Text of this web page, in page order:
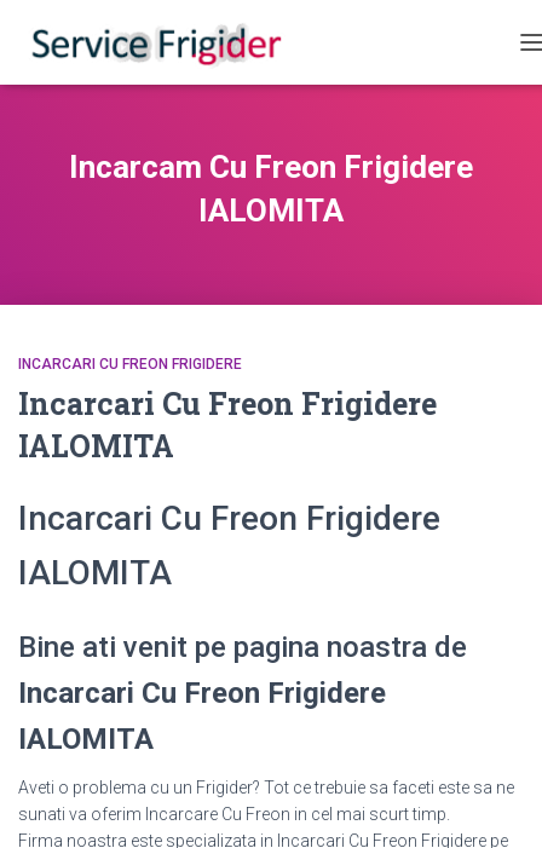
Incarcam Cu Freon Frigidere
IALOMITA
INCARCARI CU FREON FRIGIDERE
Incarcari Cu Freon Frigidere
IALOMITA
Incarcari Cu Freon Frigidere
IALOMITA
Bine ati venit pe pagina noastra de
Incarcari Cu Freon Frigidere
IALOMITA
Aveti o problema cu un Frigider? Tot ce trebuie sa faceti este sa ne
sunati va oferim Incarcare Cu Freon in cel mai scurt timp.
Firma noastra este specializata in Incarcari Cu Freon Frigidere pe